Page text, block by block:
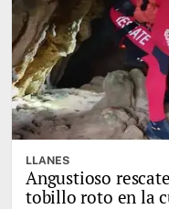
LLANES
Angustioso
tobillo roto en la